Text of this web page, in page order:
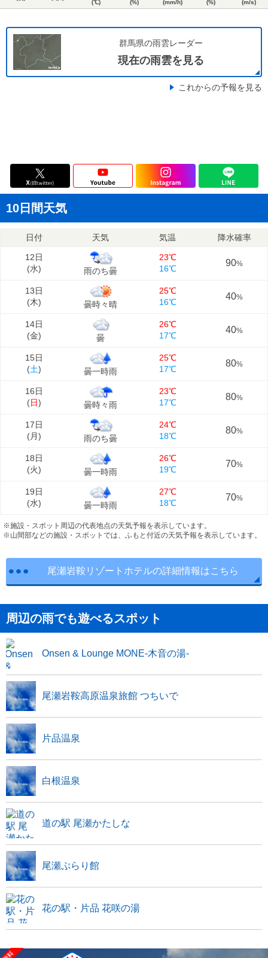
(℃) (%) (mm/h) (%) (m/s)
群馬県の雨雲レーダー
現在の雨雲を見る
これからの予報を見る
10日間天気
日付 天気 気温 降水確率
12日
(水) 雨のち曇
23℃
16℃
90%
13日
(木) 曇時々晴
25℃
16℃
40%
14日
(金) 曇
26℃
17℃
40%
15日
(土) 曇一時雨
25℃
17℃
80%
16日
(日) 曇時々雨
23℃
17℃
80%
17日
(月) 雨のち曇
24℃
18℃
80%
18日
(火) 曇一時雨
26℃
19℃
70%
19日
(水) 曇一時雨
27℃
18℃
70%
※施設・スポット周辺の代表地点の天気予報を表示しています。
※山間部などの施設・スポットでは、ふもと付近の天気予報を表示しています。
尾瀬岩鞍リゾートホテルの詳細情報はこちら
周辺の雨でも遊べるスポット
Onsen & Lounge MONE-木音の湯-
尾瀬岩鞍高原温泉旅館 つちいで
片品温泉
白根温泉
道の駅 尾瀬かたしな
尾瀬ぷらり館
花の駅・片品 花咲の湯